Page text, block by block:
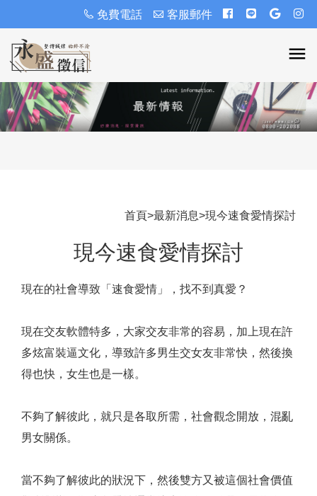
免費電話 客服郵件
首頁>最新消息>現今速食愛情探討
現今速食愛情探討
現在的社會導致「速食愛情」，找不到真愛？
現在交友軟體特多，大家交友非常的容易，加上現在許
多炫富裝逼文化，導致許多男生交女友非常快，然後換
得也快，女生也是一樣。
不夠了解彼此，就只是各取所需，社會觀念開放，混亂
男女關係。
當不夠了解彼此的狀況下，然後雙方又被這個社會價值